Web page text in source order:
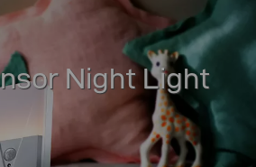
Night Light